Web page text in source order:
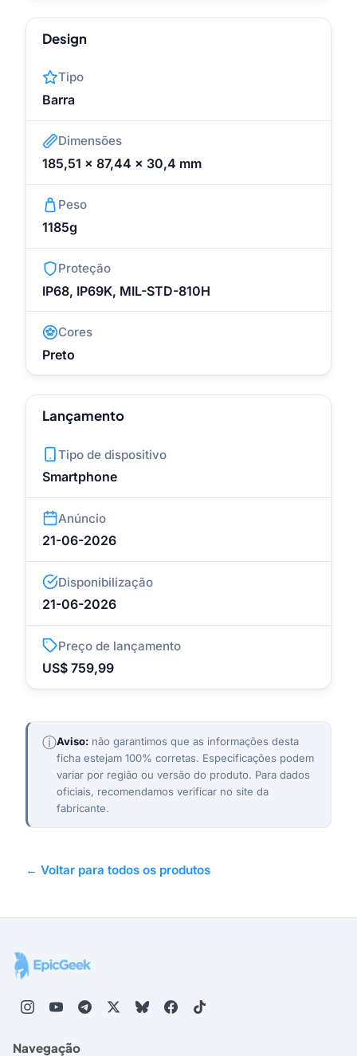
Design
Tipo
Barra
Dimensões
185,51 x 87,44 x 30,4 mm
Peso
1185g
Proteção
IP68, IP69K, MIL-STD-810H
Cores
Preto
Lançamento
Tipo de dispositivo
Smartphone
Anúncio
21-06-2026
Disponibilização
21-06-2026
Preço de lançamento
US$ 759,99
ⓘAviso:não garantimos que as informações desta
ficha estejam 100% corretas. Especificações podem
variar por região ou versão do produto. Para dados
oficiais, recomendamos verificar no site da
fabricante.
← Voltar para todos os produtos
Navegação